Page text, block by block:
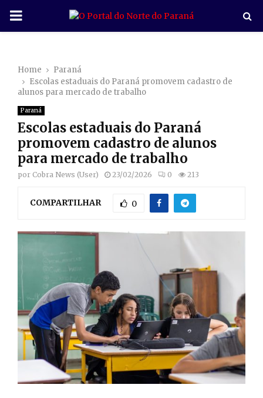
P
M
A
R
M
N
U
Home
Paraná
Escolas estaduais do Paraná promovem cadastro de
alunos para mercado de trabalho
Paraná
Escolas estaduais do Paraná
promovem cadastro de alunos
para mercado de trabalho
por Cobra News (User) 23/02/2026 0 213
COMPARTILHAR 0